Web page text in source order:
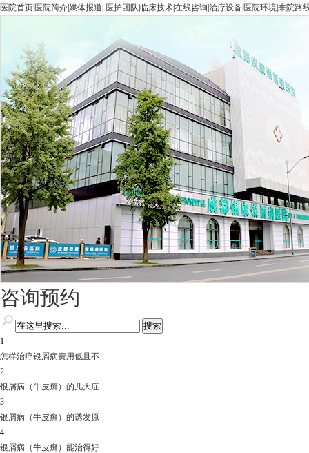
医院首页 医院简介媒体报道 医护团队 临床技术在线咨询 治疗设备 医院环境来院路
咨询预约
1
怎样治疗银屑病费用低且不
2
银屑病（牛皮癣）的几大症
3
银屑病（牛皮癣）的诱发原
4
银屑病（牛皮癣）能治得好